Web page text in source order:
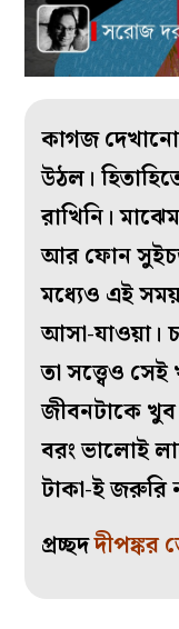
কাগজ
উঠল।
রাখিনি।
আর ফোন
মধ্যেও এই
আসা-যাওয়া।
তা সত্ত্বেও
জীবনটাকে
বরং ভালোই
টাকা-ই জরুরি
প্রচ্ছদদীপঙ্কর